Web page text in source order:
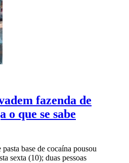
fazenda de
o que se sabe
base de cocaína pousou
sexta (10); duas pessoas